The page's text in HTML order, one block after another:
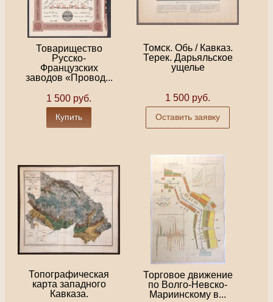
Товарищество
Русско-
Французских
заводов «Провод...
1 500 руб.
Купить
Томск. Обь / Кавказ.
Терек. Дарьяльское
ущелье
1 500 руб.
Оставить заявку
Топографическая
карта западного
Кавказа.
Торговое движение
по Волго-Невско-
Мариинскому в...